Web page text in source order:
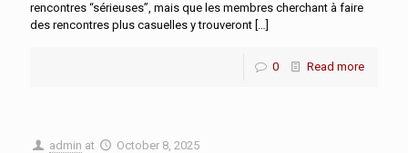
rencontres “sérieuses”, mais que les membres cherchant à faire
des rencontres plus casuelles y trouveront […]
0 Read more
admin at October 8, 2025